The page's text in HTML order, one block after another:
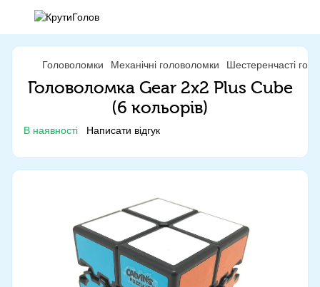
Головоломки Механічні головоломки Шестеренчасті
Головоломка Gear 2x2 Plus Cube
(6 кольорів)
В наявності Написати відгук